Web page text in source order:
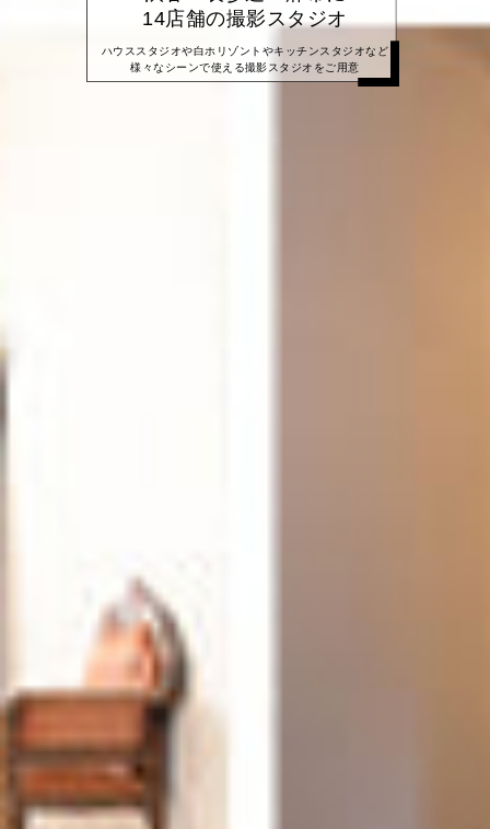
14店舗の撮影スタジオ
ハウススタジオや白ホリゾントやキッチンスタジオなど
様々なシーンで使える撮影スタジオをご用意